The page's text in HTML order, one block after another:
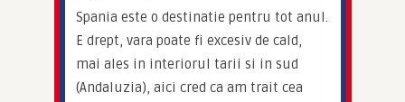
Spania este o destinatie pentru tot anul.
E drept, vara poate fi excesiv de cald,
mai ales in interiorul tarii si in sud
(Andaluzia), aici cred ca am trait cea